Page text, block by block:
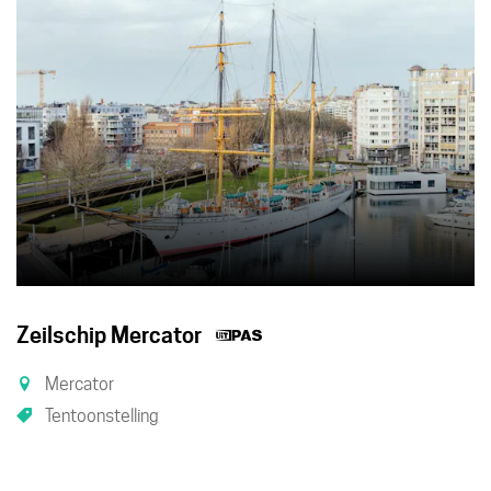
Zeilschip Mercator
Mercator
Tentoonstelling